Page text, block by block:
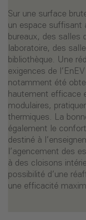
Sur une surface
un espace suffisant
bureaux, des salles
laboratoire, des
bibliothèque. Une
exigences de
notamment été
hautement efficace
modulaires,
thermiques. La
également le
destiné à
l’agencement des
à des cloisons
possibilité d’une
une efficacité